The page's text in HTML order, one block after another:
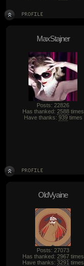
MaxStajner
Posts: 22826
Has thanked: 2588times
Have thanks: 939times
OldVyaine
Posts: 27073
Has thanked: 2967times
Have thanks: 3291 times